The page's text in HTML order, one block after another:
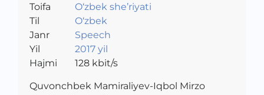
Toifa
O‘zbek she’riyati
Til
O‘zbek
Janr
Speech
Yil
2017 yil
Hajmi
128kbit/s
Quvonchbek Mamiraliyev-Iqbol Mirzo